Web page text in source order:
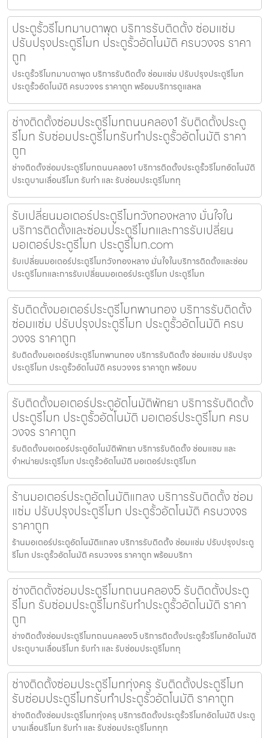
ประตูรั้วรีโมทมาบตาพุด บริการรับติดตั้ง ซ่อมแซ่ม
ปรับปรุงประตูรีโมท ประตูรั้วอัตโนมัติ ครบวงจร ราคา
ถูก
ประตูรั้วรีโมทมาบตาพุด บริการรับติดตั้ง ซ่อมแซ่ม ปรับปรุงประตูรีโมท
ประตูรั้วอัตโนมัติ ครบวงจร ราคาถูก พร้อมบริการดูแลหล
ช่างติดตั้งซ่อมประตูรีโมทถนนคลอง1 รับติดตั้งประตู
รีโมท รับซ่อมประตูรีโมทรับทำประตูรั้วอัตโนมัติ ราคา
ถูก
ช่างติดตั้งซ่อมประตูรีโมทถนนคลอง1 บริการติดตั้งประตูรั้วรีโมทอัตโนมัติ
ประตูบานเลื่อนรีโมท รับทำ และ รับซ่อมประตูรีโมททุ
รับเปลี่ยนมอเตอร์ประตูรีโมทวังทองหลาง มั่นใจใน
บริการติดตั้งและซ่อมประตูรีโมทและการรับเปลี่ยน
มอเตอร์ประตูรีโมท ประตูรีโมท.com
รับเปลี่ยนมอเตอร์ประตูรีโมทวังทองหลาง มั่นใจในบริการติดตั้งและซ่อม
ประตูรีโมทและการรับเปลี่ยนมอเตอร์ประตูรีโมท ประตูรีโมท
รับติดตั้งมอเตอร์ประตูรีโมทพานทอง บริการรับติดตั้ง
ซ่อมแซ่ม ปรับปรุงประตูรีโมท ประตูรั้วอัตโนมัติ ครบ
วงจร ราคาถูก
รับติดตั้งมอเตอร์ประตูรีโมทพานทอง บริการรับติดตั้ง ซ่อมแซ่ม ปรับปรุง
ประตูรีโมท ประตูรั้วอัตโนมัติ ครบวงจร ราคาถูก พร้อมบ
รับติดตั้งมอเตอร์ประตูอัตโนมัติพัทยา บริการรับติดตั้ง
ประตูรีโมท ประตูรั้วอัตโนมัติ มอเตอร์ประตูรีโมท ครบ
วงจร ราคาถูก
รับติดตั้งมอเตอร์ประตูอัตโนมัติพัทยา บริการรับติดตั้ง ซ่อมแซม และ
จำหน่ายประตูรีโมท ประตูรั้วอัตโนมัติ มอเตอร์ประตูรีโมท
ร้านมอเตอร์ประตูอัตโนมัติแกลง บริการรับติดตั้ง ซ่อม
แซ่ม ปรับปรุงประตูรีโมท ประตูรั้วอัตโนมัติ ครบวงจร
ราคาถูก
ร้านมอเตอร์ประตูอัตโนมัติแกลง บริการรับติดตั้ง ซ่อมแซ่ม ปรับปรุงประตู
รีโมท ประตูรั้วอัตโนมัติ ครบวงจร ราคาถูก พร้อมบริกา
ช่างติดตั้งซ่อมประตูรีโมทถนนคลอง5 รับติดตั้งประตู
รีโมท รับซ่อมประตูรีโมทรับทำประตูรั้วอัตโนมัติ ราคา
ถูก
ช่างติดตั้งซ่อมประตูรีโมทถนนคลอง5 บริการติดตั้งประตูรั้วรีโมทอัตโนมัติ
ประตูบานเลื่อนรีโมท รับทำ และ รับซ่อมประตูรีโมททุ
ช่างติดตั้งซ่อมประตูรีโมททุ่งครุ รับติดตั้งประตูรีโมท
รับซ่อมประตูรีโมทรับทำประตูรั้วอัตโนมัติ ราคาถูก
ช่างติดตั้งซ่อมประตูรีโมททุ่งครุ บริการติดตั้งประตูรั้วรีโมทอัตโนมัติ ประตู
บานเลื่อนรีโมท รับทำ และ รับซ่อมประตูรีโมททุก